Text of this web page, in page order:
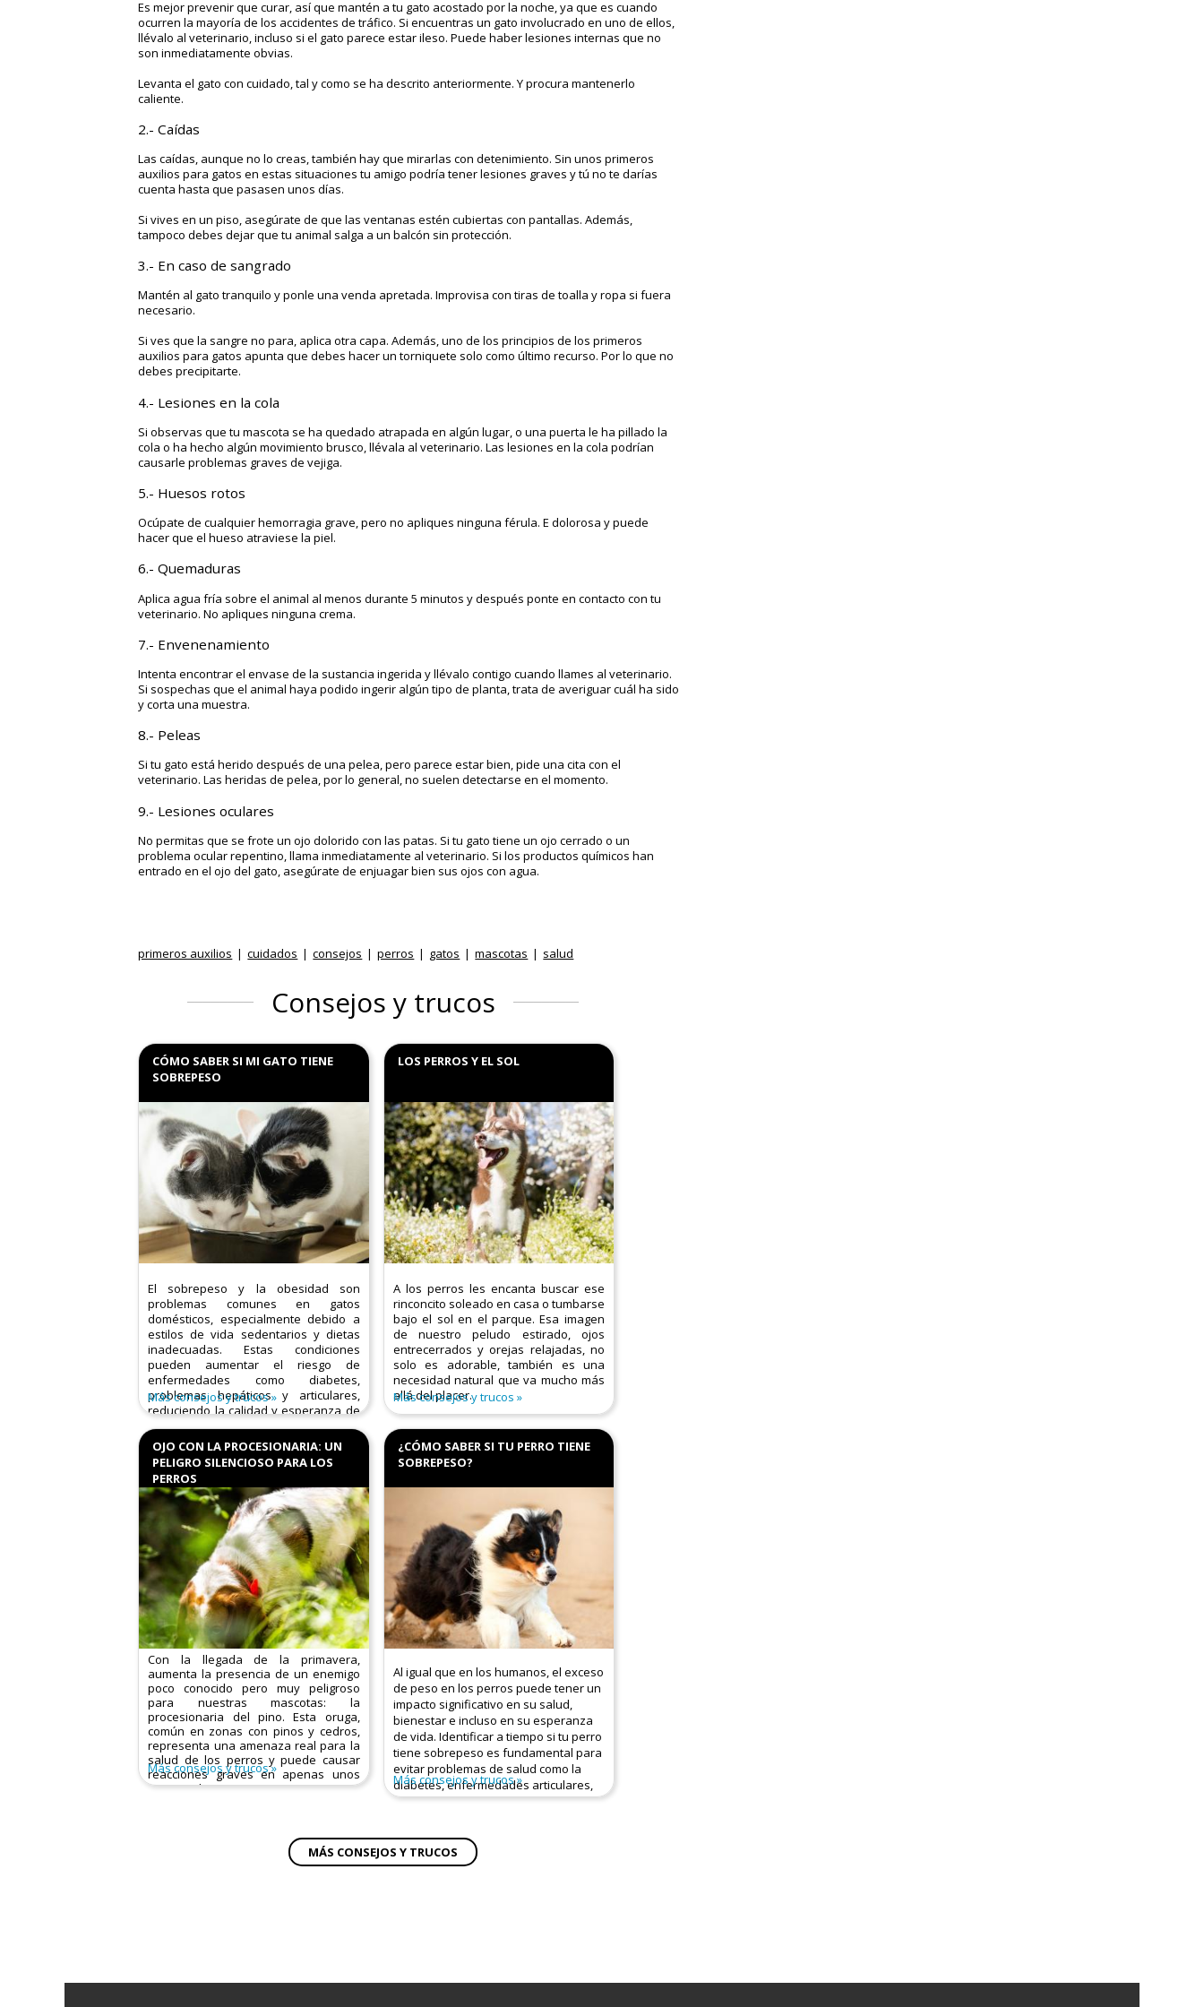
Es mejor prevenir que curar, así que mantén a tu gato acostado por la noche, ya que es cuando
ocurren la mayoría de los accidentes de tráfico. Si encuentras un gato involucrado en uno de ellos,
llévalo al veterinario, incluso si el gato parece estar ileso. Puede haber lesiones internas que no
son inmediatamente obvias.
Levanta el gato con cuidado, tal y como se ha descrito anteriormente. Y procura mantenerlo
caliente.
2.- Caídas
Las caídas, aunque no lo creas, también hay que mirarlas con detenimiento. Sin unos primeros
auxilios para gatos en estas situaciones tu amigo podría tener lesiones graves y tú no te darías
cuenta hasta que pasasen unos días.
Si vives en un piso, asegúrate de que las ventanas estén cubiertas con pantallas. Además,
tampoco debes dejar que tu animal salga a un balcón sin protección.
3.- En caso de sangrado
Mantén al gato tranquilo y ponle una venda apretada. Improvisa con tiras de toalla y ropa si fuera
necesario.
Si ves que la sangre no para, aplica otra capa. Además, uno de los principios de los primeros
auxilios para gatos apunta que debes hacer un torniquete solo como último recurso. Por lo que no
debes precipitarte.
4.- Lesiones en la cola
Si observas que tu mascota se ha quedado atrapada en algún lugar, o una puerta le ha pillado la
cola o ha hecho algún movimiento brusco, llévala al veterinario. Las lesiones en la cola podrían
causarle problemas graves de vejiga.
5.- Huesos rotos
Ocúpate de cualquier hemorragia grave, pero no apliques ninguna férula. E dolorosa y puede
hacer que el hueso atraviese la piel.
6.- Quemaduras
Aplica agua fría sobre el animal al menos durante 5 minutos y después ponte en contacto con tu
veterinario. No apliques ninguna crema.
7.- Envenenamiento
Intenta encontrar el envase de la sustancia ingerida y llévalo contigo cuando llames al veterinario.
Si sospechas que el animal haya podido ingerir algún tipo de planta, trata de averiguar cuál ha sido
y corta una muestra.
8.- Peleas
Si tu gato está herido después de una pelea, pero parece estar bien, pide una cita con el
veterinario. Las heridas de pelea, por lo general, no suelen detectarse en el momento.
9.- Lesiones oculares
No permitas que se frote un ojo dolorido con las patas. Si tu gato tiene un ojo cerrado o un
problema ocular repentino, llama inmediatamente al veterinario. Si los productos químicos han
entrado en el ojo del gato, asegúrate de enjuagar bien sus ojos con agua.
primeros auxilios cuidados consejos perros gatos mascotas salud
Consejos y trucos
CÓMO SABER SI MI GATO TIENE
SOBREPESO
El sobrepeso y la obesidad son
problemas comunes en gatos
domésticos, especialmente debido a
estilos de vida sedentarios y dietas
inadecuadas. Estas condiciones
pueden aumentar el riesgo de
enfermedades como diabetes,
problemas hepáticos y articulares,
reduciendo la calidad y esperanza de
vida de tu felino.​
Causas principales:
Más consejos y trucos
LOS PERROS Y EL SOL
A los perros les encanta buscar ese
rinconcito soleado en casa o tumbarse
bajo el sol en el parque. Esa imagen
de nuestro peludo estirado, ojos
entrecerrados y orejas relajadas, no
solo es adorable, también es una
necesidad natural que va mucho más
allá del placer.
Más consejos y trucos
OJO CON LA PROCESIONARIA: UN
PELIGRO SILENCIOSO PARA LOS
PERROS
Con la llegada de la primavera,
aumenta la presencia de un enemigo
poco conocido pero muy peligroso
para nuestras mascotas: la
procesionaria del pino. Esta oruga,
común en zonas con pinos y cedros,
representa una amenaza real para la
salud de los perros y puede causar
reacciones graves en apenas unos
minutos de contacto.
Más consejos y trucos
¿CÓMO SABER SI TU PERRO TIENE
SOBREPESO?
Al igual que en los humanos, el exceso
de peso en los perros puede tener un
impacto significativo en su salud,
bienestar e incluso en su esperanza
de vida. Identificar a tiempo si tu perro
tiene sobrepeso es fundamental para
evitar problemas de salud como la
diabetes, enfermedades articulares,
cardíacas o respiratorias.
SEÑALES DE QUE TU
PERRO PODRÍA TENER
Más consejos y trucos
MÁS CONSEJOS Y TRUCOS